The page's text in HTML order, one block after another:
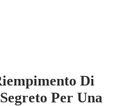
Di
Per Una